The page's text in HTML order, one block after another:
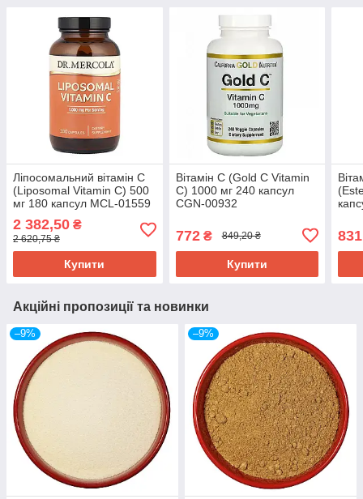
Ліпосомальний вітамін С
(Liposomal Vitamin C) 500
мг 180 капсул MCL-01559
2 382,50 ₴
2 620,75 ₴
Купити
Вітамін C (Gold C Vitamin
C) 1000 мг 240 капсул
CGN-00932
772₴ 849,20 ₴
Купити
Акційні пропозиції та новинки
–9% –9%